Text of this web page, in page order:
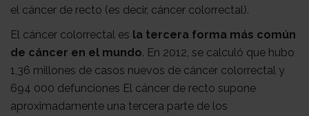
el cáncer de recto (es decir, cáncer colorrectal).
El cáncer colorrectal es la tercera forma más común
de cáncer en el mundo. En 2012, se calculó que hubo
1,36 millones de casos nuevos de cáncer colorrectal y
694 000 defunciones El cáncer de recto supone
aproximadamente una tercera parte de los